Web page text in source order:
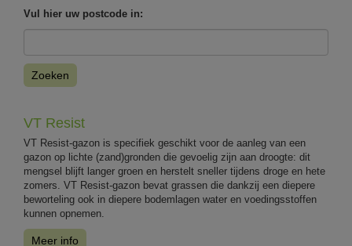
Vul hier uw postcode in:
Zoeken
VT Resist
VT Resist-gazon is specifiek geschikt voor de aanleg van een
gazon op lichte (zand)gronden die gevoelig zijn aan droogte: dit
mengsel blijft langer groen en herstelt sneller tijdens droge en hete
zomers. VT Resist-gazon bevat grassen die dankzij een diepere
beworteling ook in diepere bodemlagen water en voedingsstoffen
kunnen opnemen.
Meer info